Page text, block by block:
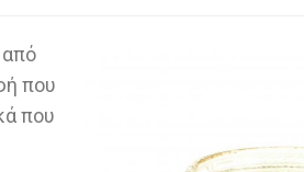
από
που
που